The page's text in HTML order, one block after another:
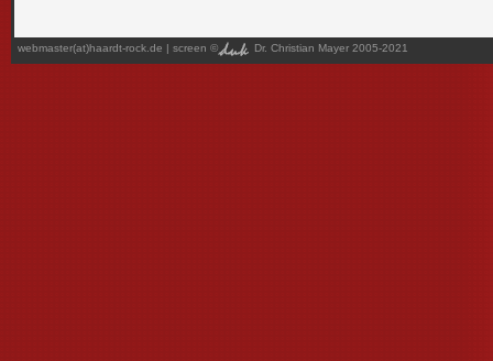
webmaster(at)haardt-rock.de | screen © Dr. Christian Mayer 2005-2021